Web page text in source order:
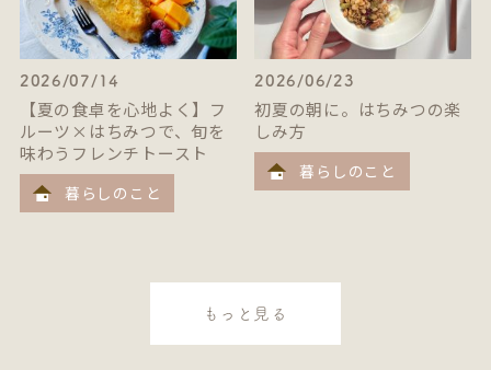
2026/07/14
【夏の食卓を心地よく】フ
ルーツ×はちみつで、旬を
味わうフレンチトースト
暮らしのこと
2026/06/23
初夏の朝に。はちみつの楽
しみ方
暮らしのこと
もっと見る